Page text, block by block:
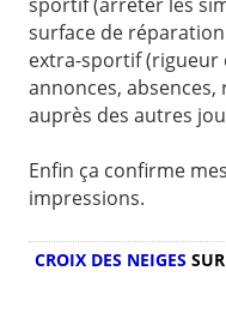
surface de
extra-sportif (rigueur
annonces,
auprès des autres
Enfin ça confirme
impressions.
CROIX DES NEIGES SUR